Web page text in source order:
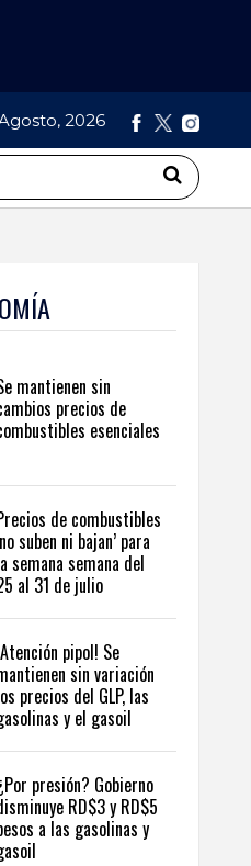
2026
mantienen sin
precios de
esenciales
de combustibles
suben ni bajan’ para
semana semana del
al 31 de julio
pipol! Se
sin variación
precios del GLP, las
y el gasoil
presión? Gobierno
RD$3 y RD$5
a las gasolinas y